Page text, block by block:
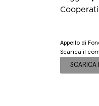
Appello di
Scarica il
SCARICA